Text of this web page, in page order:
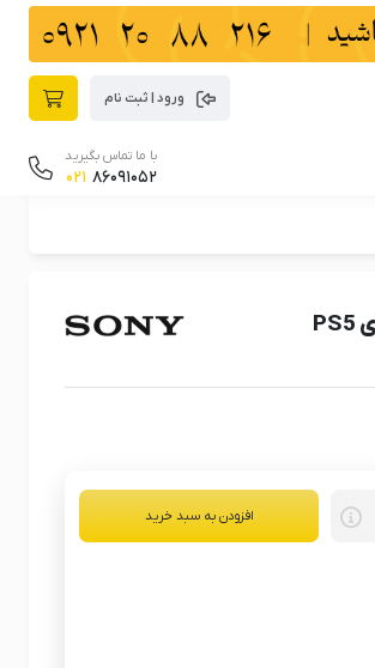
ورود | ثبت نام
با ما تماس بگیرید
021 86091052
افزودن به سبد خرید